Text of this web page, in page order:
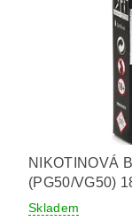
NIKOTINOVÁ
(PG50/VG50)
Skladem